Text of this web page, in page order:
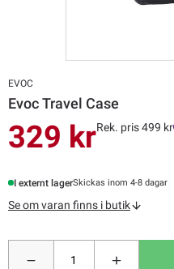
EVOC
Evoc Travel Case
329 krRek. pris 499 kr
I externt lagerSkickas inom 4-8 dagar
Se om varan finns i butik